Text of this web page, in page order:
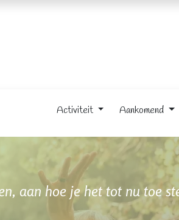
Activiteit Aankomend
aan hoe je het tot nu toe